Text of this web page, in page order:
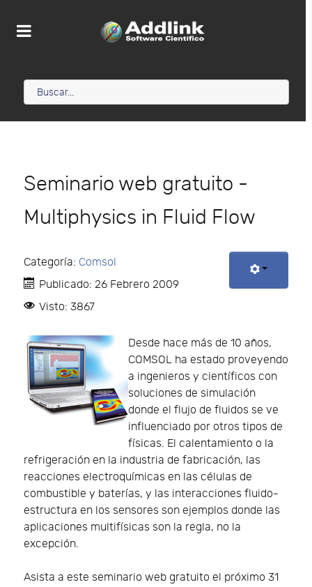
Seminario web gratuito -
Multiphysics in Fluid Flow
Categoría: Comsol
Publicado: 26 Febrero 2009
Visto: 3867
Desde hace más de 10 años,
COMSOL ha estado proveyendo
a ingenieros y científicos con
soluciones de simulación
donde el flujo de fluidos se ve
influenciado por otros tipos de
físicas. El calentamiento o la
refrigeración en la industria de fabricación, las
reacciones electroquímicas en las células de
combustible y baterías, y las interacciones fluido-
estructura en los sensores son ejemplos donde las
aplicaciones multifísicas son la regla, no la
excepción.
Asista a este seminario web gratuito el próximo 31